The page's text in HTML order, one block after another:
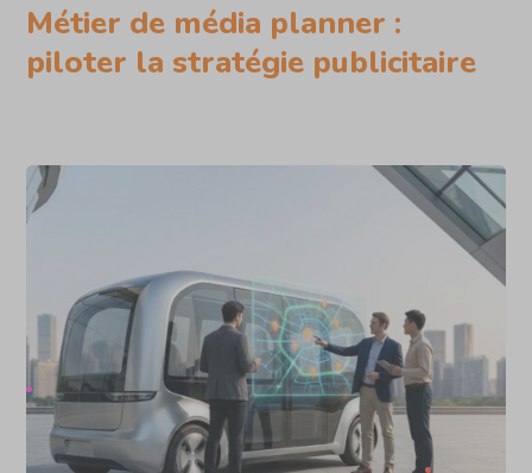
Métier de média planner :
piloter la stratégie publicitaire